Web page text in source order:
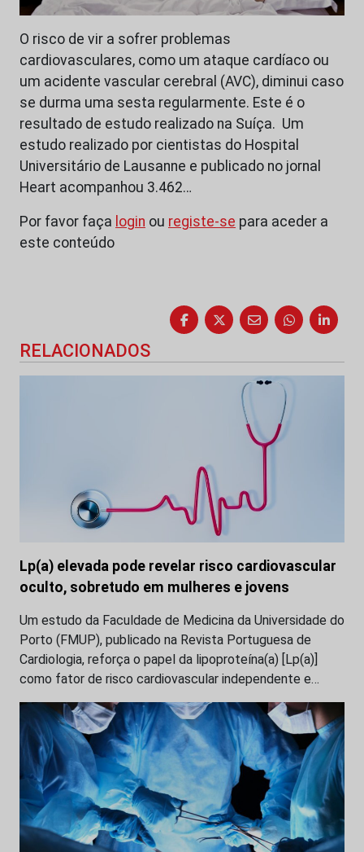
O risco de vir a sofrer problemas
cardiovasculares, como um ataque cardíaco ou
um acidente vascular cerebral (AVC), diminui caso
se durma uma sesta regularmente. Este é o
resultado de estudo realizado na Suíça. Um
estudo realizado por cientistas do Hospital
Universitário de Lausanne e publicado no jornal
Heart acompanhou 3.462…
Por favor faça login ou registe-se para aceder a
este conteúdo
RELACIONADOS
Lp(a) elevada pode revelar risco cardiovascular
oculto, sobretudo em mulheres e jovens
Um estudo da Faculdade de Medicina da Universidade do
Porto (FMUP), publicado na Revista Portuguesa de
Cardiologia, reforça o papel da lipoproteína(a) [Lp(a)]
como fator de risco cardiovascular independente e…